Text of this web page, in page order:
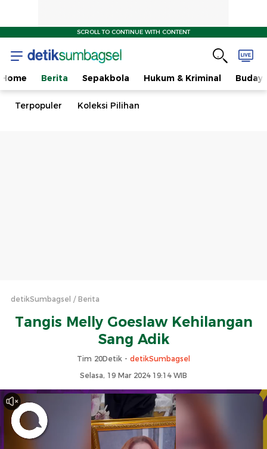
SCROLL TO CONTINUE WITH CONTENT
Home Berita Sepakbola Hukum & Kriminal
Terpopuler Koleksi Pilihan
detikSumbagsel Berita
Tangis Melly Goeslaw Kehilangan
Sang Adik
Tim 20Detik - detikSumbagsel
Selasa, 19 Mar 2024 19:14 WIB